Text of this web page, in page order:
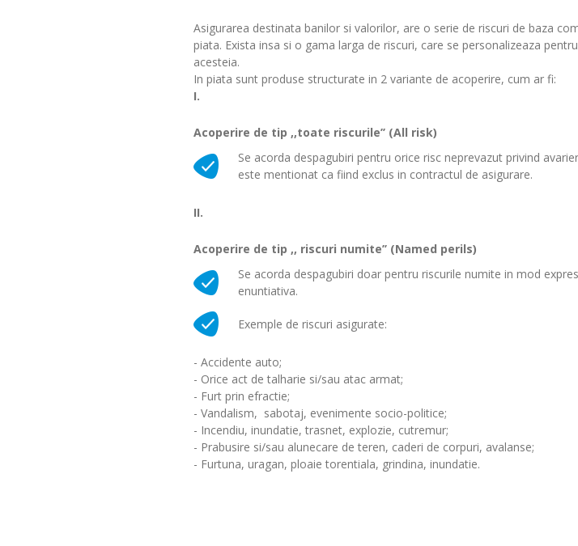
Asigurarea destinata banilor si valorilor, are o serie de riscuri de baza
piata. Exista insa si o gama larga de riscuri, care se personalizeaza
acesteia.
In piata sunt produse structurate in 2 variante de acoperire, cum ar fi:
I.
Acoperire de tip ,,toate riscurile’’ (All risk)
Se acorda despagubiri pentru orice risc neprevazut privind
este mentionat ca fiind exclus in contractul de asigurare.
II.
Acoperire de tip ,, riscuri numite’’ (Named perils)
Se acorda despagubiri doar pentru riscurile numite in mod
enuntiativa.
Exemple de riscuri asigurate:
- Accidente auto;
- Orice act de talharie si/sau atac armat;
- Furt prin efractie;
- Vandalism, sabotaj, evenimente socio-politice;
- Incendiu, inundatie, trasnet, explozie, cutremur;
- Prabusire si/sau alunecare de teren, caderi de corpuri, avalanse;
- Furtuna, uragan, ploaie torentiala, grindina, inundatie.